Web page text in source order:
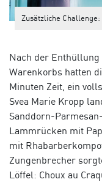
Zusätzliche
Nach der Enthüllung
Warenkorbs hatten
Minuten Zeit, ein
Svea Marie Kropp
Sanddorn-
Lammrücken mit
mit
Zungenbrecher
Löffel: Choux au